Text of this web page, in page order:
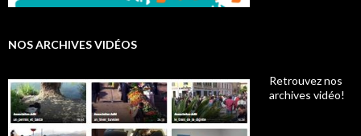
NOS ARCHIVES VIDÉOS
Retrouvez nos
archives vidéo!